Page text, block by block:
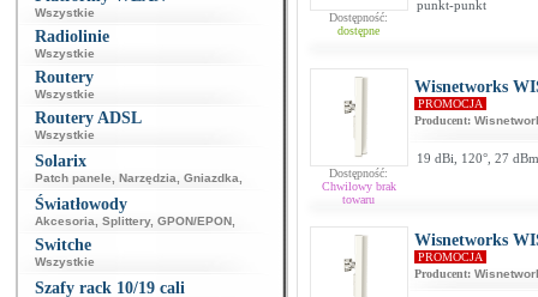
Wszystkie
Radiolinie
Wszystkie
Routery
Wszystkie
Routery ADSL
Wszystkie
Solarix
Patch panele Narzędzia Gniazdka
Światłowody
Akcesoria Splittery, GPON/EPON
Switche
Wszystkie
Szafy rack 10/19 cali
Dostępność:
dostępne
punkt-punkt
Dostępność:
Chwilowy brak
towaru
Wisnetworks
PROMOCJA
Producent:
19 dBi, 120°, 27
Wisnetworks
PROMOCJA
Producent: